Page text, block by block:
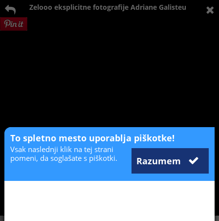
Zelooo eksplicitne fotografije Adriane Galisteu
To spletno mesto uporablja piškotke!
Razumem
Vsak naslednji klik na tej strani
pomeni, da soglašate s piškotki.